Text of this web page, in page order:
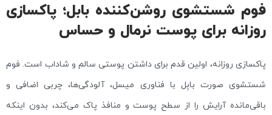
فوم شستشوی روشن‌کننده بابل؛ پاکسازی
روزانه برای پوست نرمال و حساس
پاکسازی روزانه، اولین قدم برای داشتن پوستی سالم و شاداب است. فوم
شستشوی صورت بابِل با فناوری میسل، آلودگی‌ها، چربی اضافی و
باقی‌مانده آرایش را از سطح پوست و منافذ پاک می‌کند، بدون اینکه